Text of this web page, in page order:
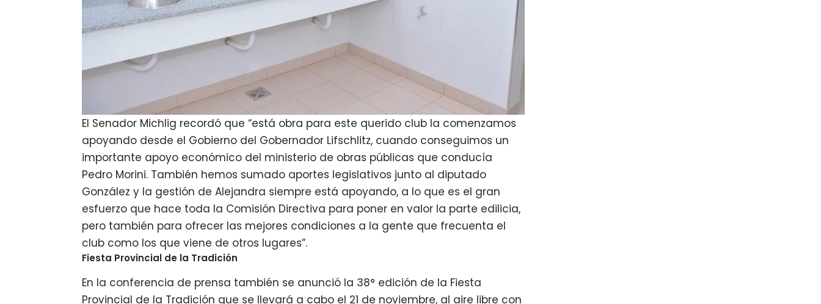
El Senador Michlig recordó que “está obra para este querido club la comenzamos
apoyando desde el Gobierno del Gobernador Lifschlitz, cuando conseguimos un
importante apoyo económico del ministerio de obras públicas que conducía
Pedro Morini. También hemos sumado aportes legislativos junto al diputado
González y la gestión de Alejandra siempre está apoyando, a lo que es el gran
esfuerzo que hace toda la Comisión Directiva para poner en valor la parte edilicia,
pero también para ofrecer las mejores condiciones a la gente que frecuenta el
club como los que viene de otros lugares”.
Fiesta Provincial de la Tradición
En la conferencia de prensa también se anunció la 38° edición de la Fiesta
Provincial de la Tradición que se llevará a cabo el 21 de noviembre, al aire libre con